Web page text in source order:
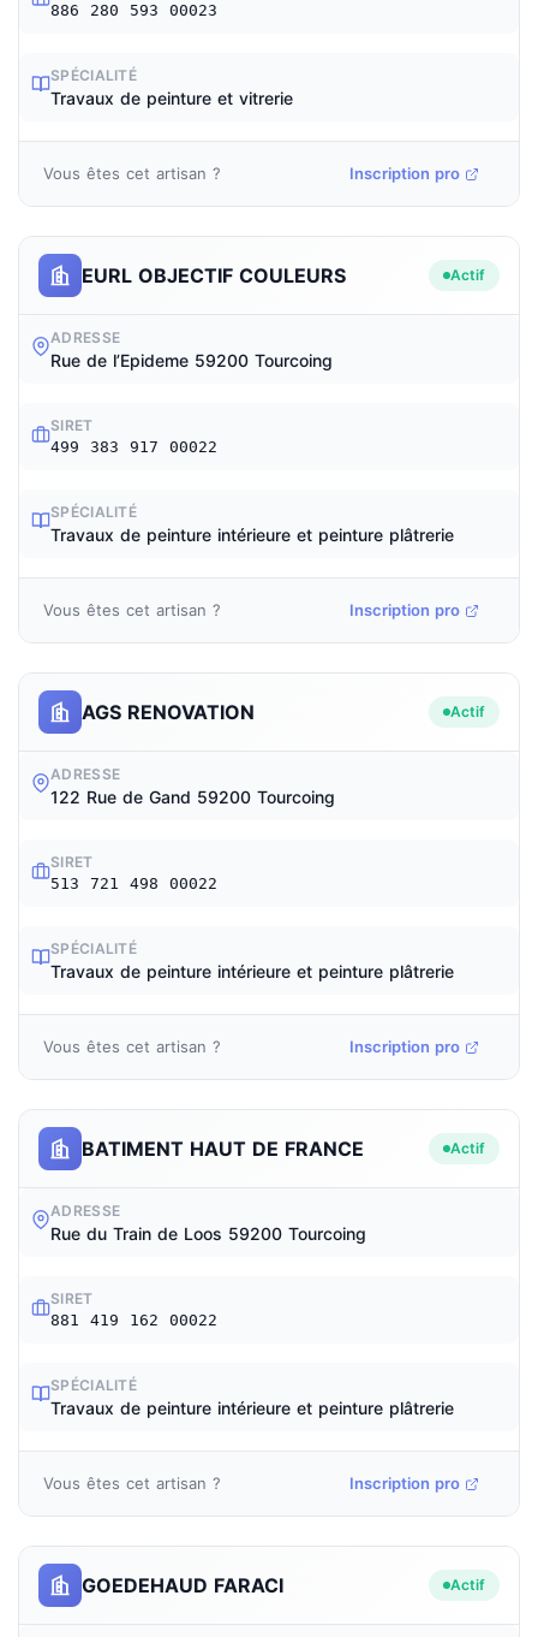
886 280 593 00023
SPÉCIALITÉ
Travaux de peinture et vitrerie
Vous êtes cet artisan ? Inscription pro
EURL OBJECTIF COULEURS Actif
ADRESSE
Rue de l’Epideme 59200 Tourcoing
SIRET
499 383 917 00022
SPÉCIALITÉ
Travaux de peinture intérieure et peinture plâtrerie
Vous êtes cet artisan ? Inscription pro
AGS RENOVATION Actif
ADRESSE
122 Rue de Gand 59200 Tourcoing
SIRET
513 721 498 00022
SPÉCIALITÉ
Travaux de peinture intérieure et peinture plâtrerie
Vous êtes cet artisan ? Inscription pro
BATIMENT HAUT DE FRANCE Actif
ADRESSE
Rue du Train de Loos 59200 Tourcoing
SIRET
881 419 162 00022
SPÉCIALITÉ
Travaux de peinture intérieure et peinture plâtrerie
Vous êtes cet artisan ? Inscription pro
GOEDEHAUD FARACI Actif